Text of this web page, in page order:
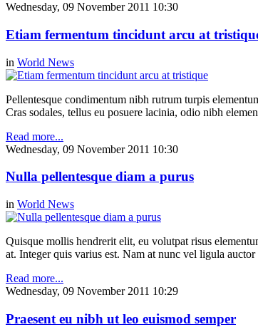
Wednesday, 09 November 2011 10:30
Etiam fermentum tincidunt arcu at
in World News
Pellentesque condimentum nibh rutrum turpis
Cras sodales, tellus eu posuere lacinia, odio nibh
Read more...
Wednesday, 09 November 2011 10:30
Nulla pellentesque diam a purus
in World News
Quisque mollis hendrerit elit, eu volutpat risus
at. Integer quis varius est. Nam at nunc vel ligula
Read more...
Wednesday, 09 November 2011 10:29
Praesent eu nibh ut leo euismod semper